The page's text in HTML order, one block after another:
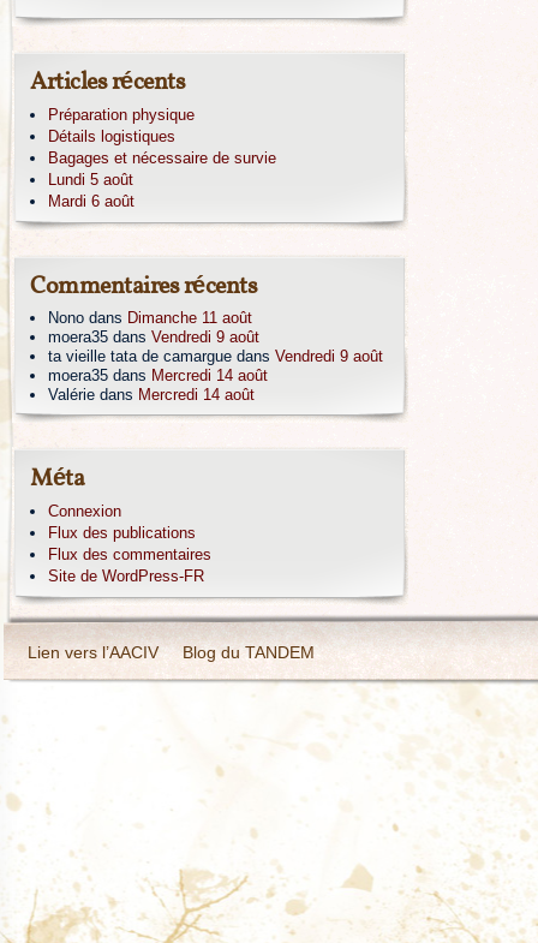
Articles récents
Préparation physique
Détails logistiques
Bagages et nécessaire de survie
Lundi 5 août
Mardi 6 août
Commentaires récents
Nono dans Dimanche 11 août
moera35 dans Vendredi 9 août
ta vieille tata de camargue dans Vendredi 9 août
moera35 dans Mercredi 14 août
Valérie dans Mercredi 14 août
Méta
Connexion
Flux des publications
Flux des commentaires
Site de WordPress-FR
Lien vers l’AACIV Blog du TANDEM